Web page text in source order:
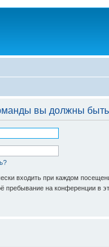
вы должны
входить при каждом
пребывание на конференции в